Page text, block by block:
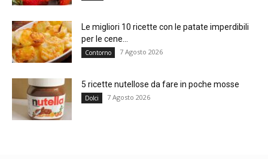
Le migliori 10 ricette con le patate imperdibili
per le cene...
Contorno 7 Agosto 2026
5 ricette nutellose da fare in poche mosse
Dolci 7 Agosto 2026